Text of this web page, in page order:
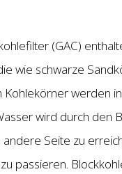
(GAC)
wie schwarze
Kohlekörner werden
wird durch den
Seite zu
passieren.